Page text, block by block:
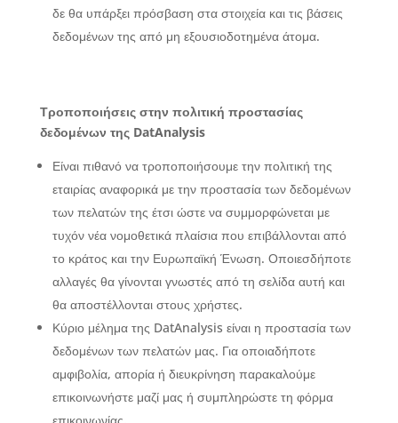
δε θα υπάρξει πρόσβαση στα στοιχεία και τις βάσεις
δεδομένων της από μη εξουσιοδοτημένα άτομα.
Τροποποιήσεις στην πολιτική προστασίας
δεδομένων της DatAnalysis
Είναι πιθανό να τροποποιήσουμε την πολιτική της
εταιρίας αναφορικά με την προστασία των δεδομένων
των πελατών της έτσι ώστε να συμμορφώνεται με
τυχόν νέα νομοθετικά πλαίσια που επιβάλλονται από
το κράτος και την Ευρωπαϊκή Ένωση. Οποιεσδήποτε
αλλαγές θα γίνονται γνωστές από τη σελίδα αυτή και
θα αποστέλλονται στους χρήστες.
Κύριο μέλημα της DatAnalysis είναι η προστασία των
δεδομένων των πελατών μας. Για οποιαδήποτε
αμφιβολία, απορία ή διευκρίνηση παρακαλούμε
επικοινωνήστε μαζί μας ή συμπληρώστε τη φόρμα